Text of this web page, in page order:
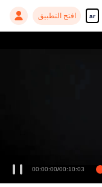
ar افتح التطبيق
00:00:00/00:10:03